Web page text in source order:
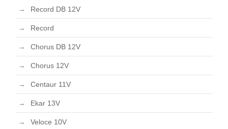
Record DB 12V
Record
Chorus DB 12V
Chorus 12V
Centaur 11V
Ekar 13V
Veloce 10V